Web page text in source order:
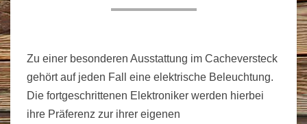
Zu einer besonderen Ausstattung im Cacheversteck
gehört auf jeden Fall eine elektrische Beleuchtung.
Die fortgeschrittenen Elektroniker werden hierbei
ihre Präferenz zur ihrer eigenen